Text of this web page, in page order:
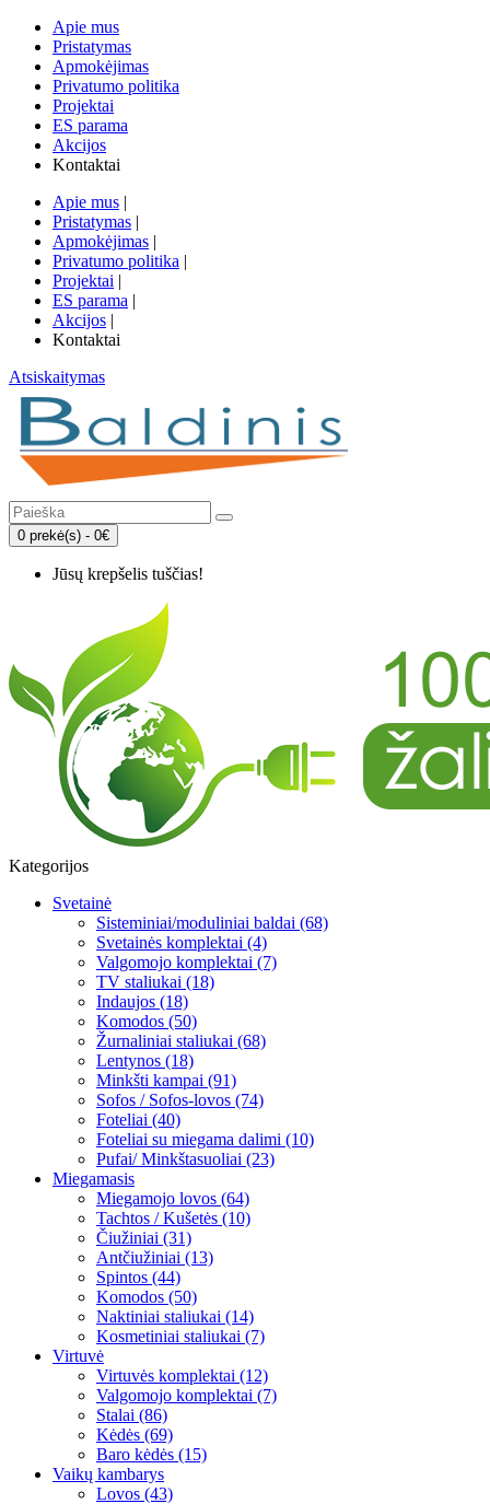
Apie mus
Pristatymas
Apmokėjimas
Privatumo politika
Projektai
ES parama
Akcijos
Kontaktai
Apie mus |
Pristatymas |
Apmokėjimas |
Privatumo politika |
Projektai |
ES parama |
Akcijos |
Kontaktai
Atsiskaitymas
0 prekė(s) - 0€
Jūsų krepšelis tuščias!
Kategorijos
Svetainė
Sisteminiai/moduliniai baldai (68)
Svetainės komplektai (4)
Valgomojo komplektai (7)
TV staliukai (18)
Indaujos (18)
Komodos (50)
Žurnaliniai staliukai (68)
Lentynos (18)
Minkšti kampai (91)
Sofos / Sofos-lovos (74)
Foteliai (40)
Foteliai su miegama dalimi (10)
Pufai/ Minkštasuoliai (23)
Miegamasis
Miegamojo lovos (64)
Tachtos / Kušetės (10)
Čiužiniai (31)
Antčiužiniai (13)
Spintos (44)
Komodos (50)
Naktiniai staliukai (14)
Kosmetiniai staliukai (7)
Virtuvė
Virtuvės komplektai (12)
Valgomojo komplektai (7)
Stalai (86)
Kėdės (69)
Baro kėdės (15)
Vaikų kambarys
Lovos (43)